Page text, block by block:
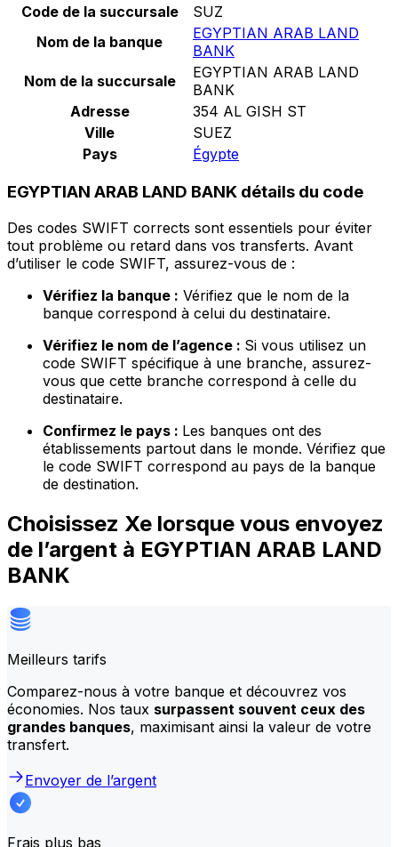
Code de la succursale
SUZ
Nom de la banque
EGYPTIAN ARAB LAND
BANK
Nom de la succursale
EGYPTIAN ARAB LAND
BANK
Adresse
354 AL GISH ST
Ville
SUEZ
Pays
Égypte
EGYPTIAN ARAB LAND BANK détails du code
Des codes SWIFT corrects sont essentiels pour éviter
tout problème ou retard dans vos transferts. Avant
d’utiliser le code SWIFT, assurez-vous de :
Vérifiez la banque : Vérifiez que le nom de la
banque correspond à celui du destinataire.
Vérifiez le nom de l’agence : Si vous utilisez un
code SWIFT spécifique à une branche, assurez-
vous que cette branche correspond à celle du
destinataire.
Confirmez le pays : Les banques ont des
établissements partout dans le monde. Vérifiez que
le code SWIFT correspond au pays de la banque
de destination.
Choisissez Xe lorsque vous envoyez
de l’argent à EGYPTIAN ARAB LAND
BANK
Meilleurs tarifs
Comparez-nous à votre banque et découvrez vos
économies. Nos taux surpassent souvent ceux des
grandes banques, maximisant ainsi la valeur de votre
transfert.
Envoyer de l’argent
Frais plus bas